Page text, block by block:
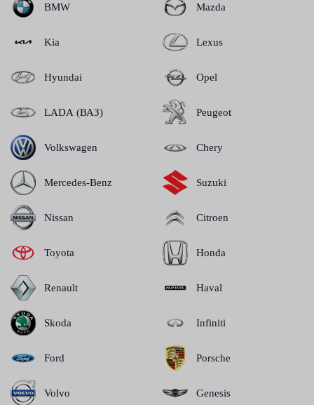
BMW
Kia
Hyundai
LADA (ВАЗ)
Volkswagen
Mercedes-Benz
Nissan
Toyota
Renault
Skoda
Ford
Volvo
Mazda
Lexus
Opel
Peugeot
Chery
Suzuki
Citroen
Honda
Haval
Infiniti
Porsche
Genesis